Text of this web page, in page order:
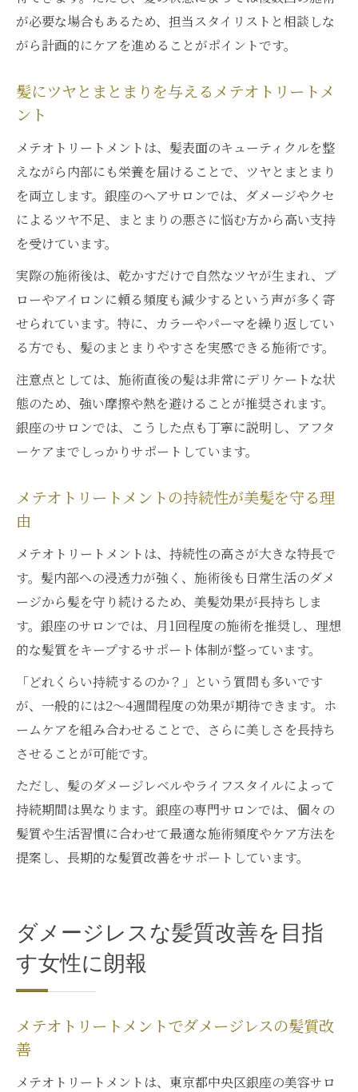
が必要な場合もあるため、担当スタイリストと相談しな
がら計画的にケアを進めることがポイントです。
髪にツヤとまとまりを与えるメテオトリートメ
ント
メテオトリートメントは、髪表面のキューティクルを整
えながら内部にも栄養を届けることで、ツヤとまとまり
を両立します。銀座のヘアサロンでは、ダメージやクセ
によるツヤ不足、まとまりの悪さに悩む方から高い支持
を受けています。
実際の施術後は、乾かすだけで自然なツヤが生まれ、ブ
ローやアイロンに頼る頻度も減少するという声が多く寄
せられています。特に、カラーやパーマを繰り返してい
る方でも、髪のまとまりやすさを実感できる施術です。
注意点としては、施術直後の髪は非常にデリケートな状
態のため、強い摩擦や熱を避けることが推奨されます。
銀座のサロンでは、こうした点も丁寧に説明し、アフタ
ーケアまでしっかりサポートしています。
メテオトリートメントの持続性が美髪を守る理
由
メテオトリートメントは、持続性の高さが大きな特長で
す。髪内部への浸透力が強く、施術後も日常生活のダメ
ージから髪を守り続けるため、美髪効果が長持ちしま
す。銀座のサロンでは、月1回程度の施術を推奨し、理想
的な髪質をキープするサポート体制が整っています。
「どれくらい持続するのか？」という質問も多いです
が、一般的には2～4週間程度の効果が期待できます。ホ
ームケアを組み合わせることで、さらに美しさを長持ち
させることが可能です。
ただし、髪のダメージレベルやライフスタイルによって
持続期間は異なります。銀座の専門サロンでは、個々の
髪質や生活習慣に合わせて最適な施術頻度やケア方法を
提案し、長期的な髪質改善をサポートしています。
ダメージレスな髪質改善を目指
す女性に朗報
メテオトリートメントでダメージレスの髪質改
善
メテオトリートメントは、東京都中央区銀座の美容サロ